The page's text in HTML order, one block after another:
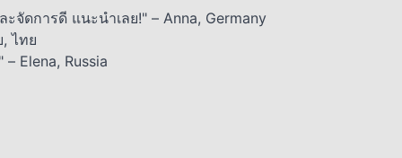
ดการดี แนะนำเลย!" – Anna, Germany
ไทย
Elena, Russia